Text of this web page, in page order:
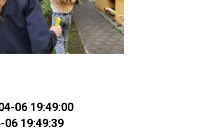
06 19:49:00
06 19:49:39